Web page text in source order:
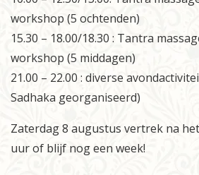
workshop (5 ochtenden)
15.30 – 18.00/18.30 : Tantra
workshop (5 middagen)
21.00 – 22.00 : diverse
Sadhaka georganiseerd)
Zaterdag 8 augustus vertrek na
uur of blijf nog een week!